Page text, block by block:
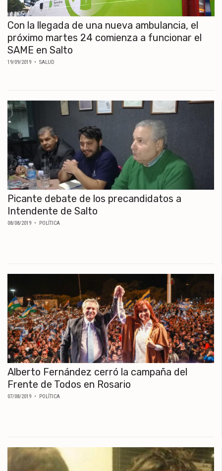
Con la llegada de una nueva ambulancia, el
próximo martes 24 comienza a funcionar el
SAME en Salto
19/09/2019 • SALUD
Picante debate de los precandidatos a
Intendente de Salto
08/08/2019 • POLÍTICA
Alberto Fernández cerró la campaña del
Frente de Todos en Rosario
07/08/2019 • POLÍTICA